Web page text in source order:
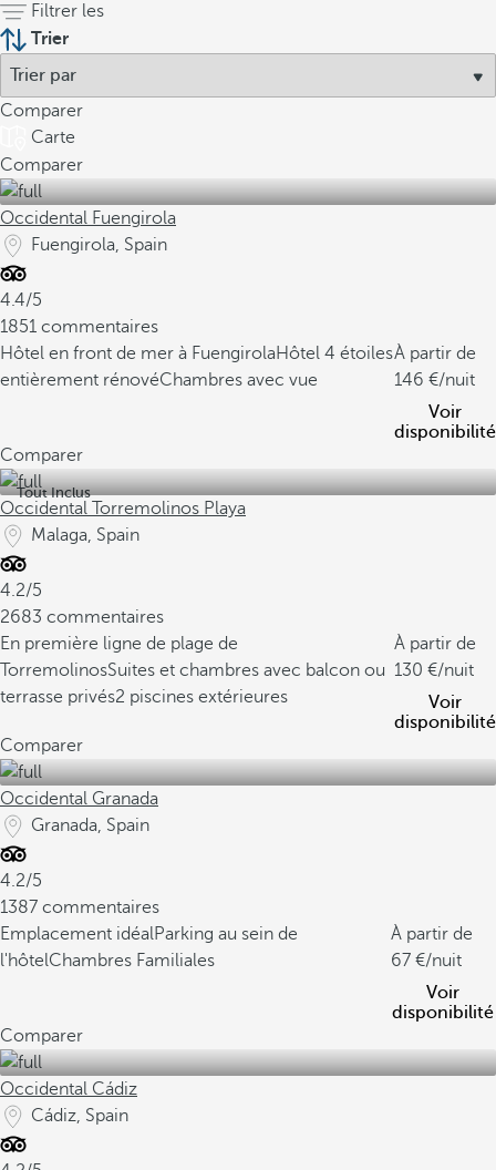
Filtrer les
Trier
Comparer
Carte
Comparer
Occidental Fuengirola
Fuengirola, Spain
4.4/5
1851 commentaires
Hôtel en front de mer à FuengirolaHôtel 4 étoiles
entièrement rénovéChambres avec vue
À partir de
146
/nuit
Voir
disponibilité
Comparer
Tout Inclus
Occidental Torremolinos Playa
Malaga, Spain
4.2/5
2683 commentaires
En première ligne de plage de
TorremolinosSuites et chambres avec balcon ou
terrasse privés2 piscines extérieures
À partir de
130
/nuit
Voir
disponibilité
Comparer
Occidental Granada
Granada, Spain
4.2/5
1387 commentaires
Emplacement idéalParking au sein de
l'hôtelChambres Familiales
À partir de
67
/nuit
Voir
disponibilité
Comparer
Occidental Cádiz
Cádiz, Spain